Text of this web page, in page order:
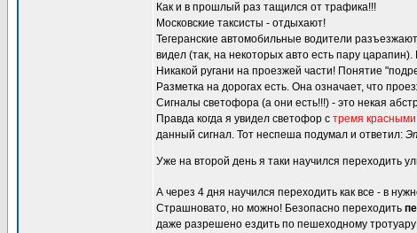
Как и в прошлый раз тащился от трафика!!!
Московские таксисты - отдыхают!
Тегеранские автомобильные водители
видел (так, на некоторых авто есть пару
Никакой ругани на проезжей части! Понятие
Разметка на дорогах есть. Она означает, что
Сигналы светофора (а они есть!!!) - это некая
Правда когда я увидел светофор с тремя
данный сигнал. Тот неспеша подумал и ответил:
Уже на второй день я таки научился переходить
А через 4 дня научился переходить как все - в
Страшновато, но можно! Безопасно переходить
даже разрешено ездить по пешеходному